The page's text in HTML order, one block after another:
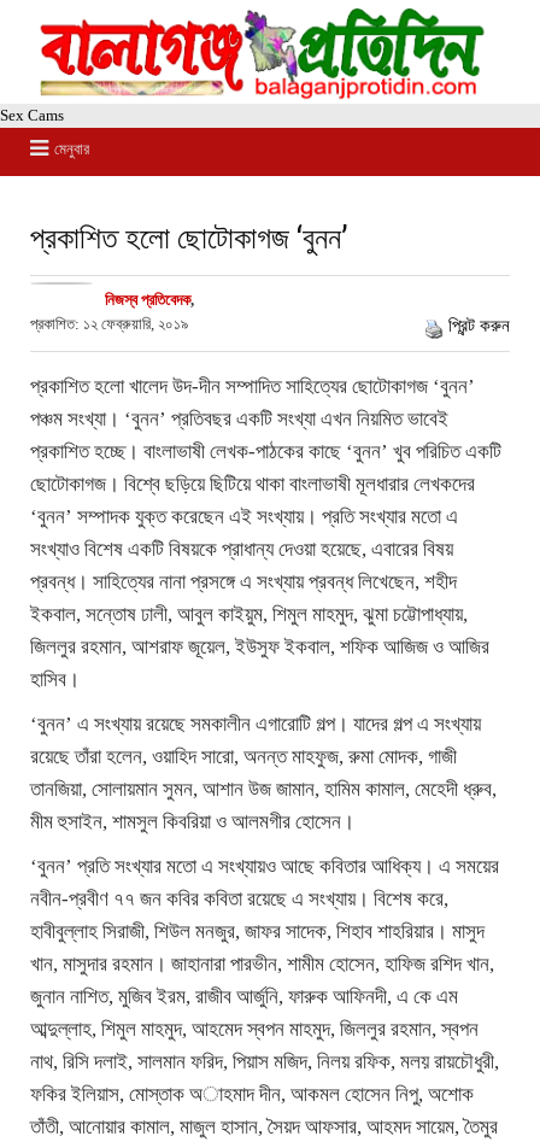
Sex Cams
মেনুবার
প্রকাশিত হলো ছোটোকাগজ ‘বুনন’
নিজস্ব প্রতিবেদক,
প্রকাশিত: ১২ ফেব্রুয়ারি, ২০১৯
প্রিন্ট করুন
প্রকাশিত হলো খালেদ উদ-দীন সম্পাদিত সাহিত্যের ছোটোকাগজ ‘বুনন’
পঞ্চম সংখ্যা। ‘বুনন’ প্রতিবছর একটি সংখ্যা এখন নিয়মিত ভাবেই
প্রকাশিত হচ্ছে। বাংলাভাষী লেখক-পাঠকের কাছে ‘বুনন’ খুব পরিচিত একটি
ছোটোকাগজ। বিশ্বে ছড়িয়ে ছিটিয়ে থাকা বাংলাভাষী মূলধারার লেখকদের
‘বুনন’ সম্পাদক যুক্ত করেছেন এই সংখ্যায়। প্রতি সংখ্যার মতো এ
সংখ্যাও বিশেষ একটি বিষয়কে প্রাধান্য দেওয়া হয়েছে, এবারের বিষয়
প্রবন্ধ। সাহিত্যের নানা প্রসঙ্গে এ সংখ্যায় প্রবন্ধ লিখেছেন, শহীদ
ইকবাল, সন্তোষ ঢালী, আবুল কাইয়ুম, শিমুল মাহমুদ, ঝুমা চট্টোপাধ্যায়,
জিললুর রহমান, আশরাফ জূয়েল, ইউসুফ ইকবাল, শফিক আজিজ ও আজির
হাসিব।
‘বুনন’ এ সংখ্যায় রয়েছে সমকালীন এগারোটি গল্প। যাদের গল্প এ সংখ্যায়
রয়েছে তাঁরা হলেন, ওয়াহিদ সারো, অনন্ত মাহফুজ, রুমা মোদক, গাজী
তানজিয়া, সোলায়মান সুমন, আশান উজ জামান, হামিম কামাল, মেহেদী ধ্রুব,
মীম হুসাইন, শামসুল কিবরিয়া ও আলমগীর হোসেন।
‘বুনন’ প্রতি সংখ্যার মতো এ সংখ্যায়ও আছে কবিতার আধিক্য। এ সময়ের
নবীন-প্রবীণ ৭৭ জন কবির কবিতা রয়েছে এ সংখ্যায়। বিশেষ করে,
হাবীবুল্লাহ সিরাজী, শিউল মনজুর, জাফর সাদেক, শিহাব শাহরিয়ার। মাসুদ
খান, মাসুদার রহমান। জাহানারা পারভীন, শামীম হোসেন, হাফিজ রশিদ খান,
জুনান নাশিত, মুজিব ইরম, রাজীব আর্জুনি, ফারুক আফিনদী, এ কে এম
আব্দুল্লাহ, শিমুল মাহমুদ, আহমেদ স্বপন মাহমুদ, জিললুর রহমান, স্বপন
নাথ, রিসি দলাই, সালমান ফরিদ, পিয়াস মজিদ, নিলয় রফিক, মলয় রায়চৌধুরী,
ফকির ইলিয়াস, মোস্তাক অাহমাদ দীন, আকমল হোসেন নিপু, অশোক
তাঁতী, আনোয়ার কামাল, মাজুল হাসান, সৈয়দ আফসার, আহমদ সায়েম, তৈমুর